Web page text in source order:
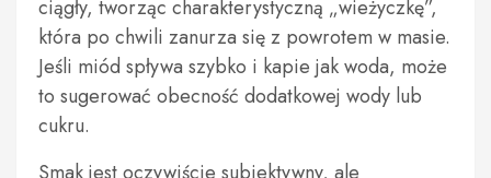
ciągły, tworząc charakterystyczną „wieżyczkę”,
która po chwili zanurza się z powrotem w masie.
Jeśli miód spływa szybko i kapie jak woda, może
to sugerować obecność dodatkowej wody lub
cukru.